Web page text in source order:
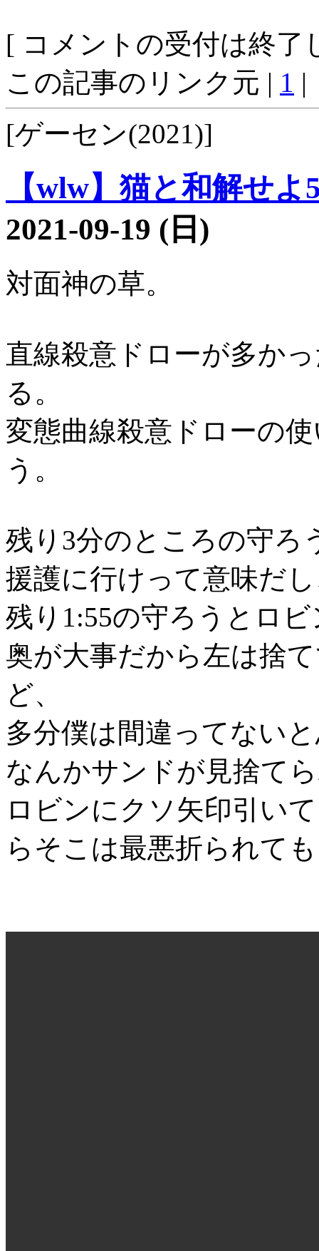
[ コメントの受付は終了
この記事のリンク元 | 1 |
[ゲーセン(2021)]
【wlw】猫と和解せ
2021-09-19 (日)
対面神の草。
直線殺意ドローが多か
る。
変態曲線殺意ドローの
う。
残り3分のところの守ろ
援護に行けって意味だ
残り1:55の守ろうとロ
奥が大事だから左は捨
ど、
多分僕は間違ってない
なんかサンドが見捨て
ロビンにクソ矢印引い
らそこは最悪折られて